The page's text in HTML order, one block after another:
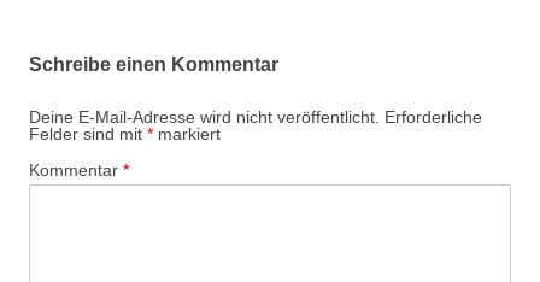
Schreibe einen Kommentar
Deine E-Mail-Adresse wird nicht veröffentlicht. Erforderliche
Felder sind mit * markiert
Kommentar *